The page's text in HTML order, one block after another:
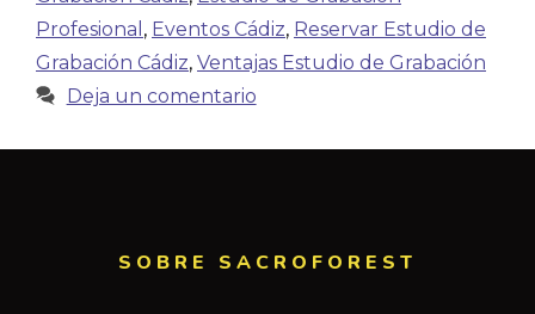
Profesional , Eventos Cádiz, Reservar Estudio de
Grabación Cádiz, Ventajas Estudio de Grabación
Deja un comentario
SOBRE SACROFOREST